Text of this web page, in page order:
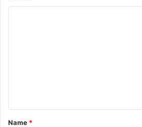
*
Name *